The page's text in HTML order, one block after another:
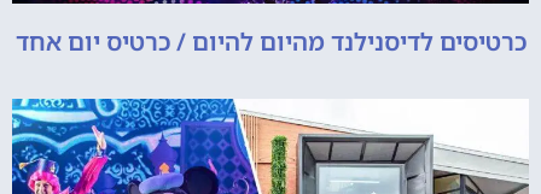
כרטיסים לדיסנילנד מהיום להיום / כרטיס יום אחד